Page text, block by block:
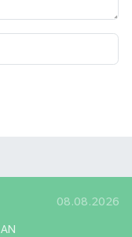
08.08.2026